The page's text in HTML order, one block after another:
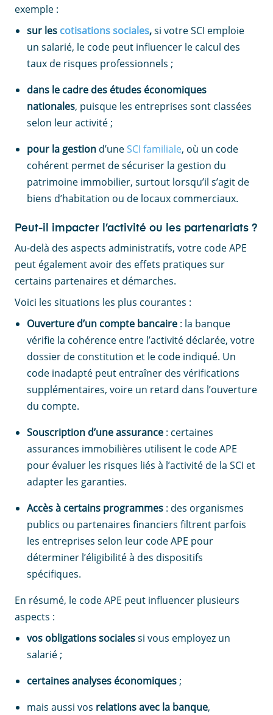
exemple :
sur les cotisations sociales,si votre SCI emploie
un salarié, le code peut influencer le calcul des
taux de risques professionnels ;
dans le cadre des études économiques
nationales, puisque les entreprises sont classées
selon leur activité ;
pour la gestion d’uneSCI familiale, où un code
cohérent permet de sécuriser la gestion du
patrimoine immobilier, surtout lorsqu’il s’agit de
biens d’habitation ou de locaux commerciaux.
Peut-il impacter l’activité ou les partenariats ?
Au-delà des aspects administratifs, votre code APE
peut également avoir des effets pratiques sur
certains partenaires et démarches.
Voici les situations les plus courantes :
Ouverture d’un compte bancaire : la banque
vérifie la cohérence entre l’activité déclarée, votre
dossier de constitution et le code indiqué. Un
code inadapté peut entraîner des vérifications
supplémentaires, voire un retard dans l’ouverture
du compte.
Souscription d’une assurance : certaines
assurances immobilières utilisent le code APE
pour évaluer les risques liés à l’activité de la SCI et
adapter les garanties.
Accès à certains programmes : des organismes
publics ou partenaires financiers filtrent parfois
les entreprises selon leur code APE pour
déterminer l’éligibilité à des dispositifs
spécifiques.
En résumé, le code APE peut influencer plusieurs
aspects :
vos obligations socialessi vous employez un
salarié ;
certaines analyses économiques ;
mais aussi vos relations avec la banque,